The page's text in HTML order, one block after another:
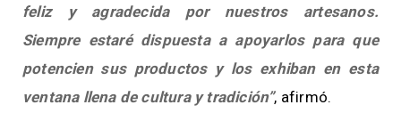
feliz y agradecida por nuestros artesanos.
Siempre estaré dispuesta a apoyarlos para que
potencien sus productos y los exhiban en esta
ventana llena de cultura y tradición”, afirmó.